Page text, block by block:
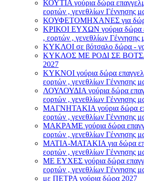
ΚΟΥΤΙΑ γούρια δώρα
εορτών , γενεθλίων Γέννησης
ΚΟΥΦΕΤΟΜΗΧΑΝΕΣ για δώρα
ΚΡΙΚΟΙ ΕΥΧΩΝ γούρια δώρα
, εορτών , γενεθλίων Γέννησης
ΚΥΚΛΟΙ σε βότσαλο δώρα -
ΚΥΚΛΟΣ ΜΕ ΡΟΔΙ ΣΕ
2027
ΚΥΚΝΟΙ γούρια δώρα
εορτών , γενεθλίων Γέννησης
ΛΟΥΛΟΥΔΙΑ γούρια δώρα
εορτών , γενεθλίων Γέννησης
ΜΑΓΝΗΤΑΚΙΑ γούρια δώρα
εορτών , γενεθλίων Γέννησης
ΜΑΚΡΑΜΕ γούρια δώρα
εορτών , γενεθλίων Γέννησης
ΜΑΤΙΑ-ΜΑΤΑΚΙΑ για δώρα
εορτών , γενεθλίων Γέννησης
ΜΕ ΕΥΧΕΣ γούρια δώρα
εορτών , γενεθλίων Γέννησης
με ΠΕΤΡΑ γούρια δώρα 2027